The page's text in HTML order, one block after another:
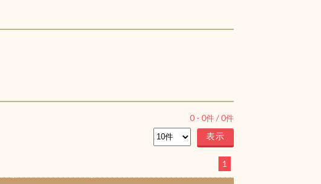
0 - 0件 /0件
1